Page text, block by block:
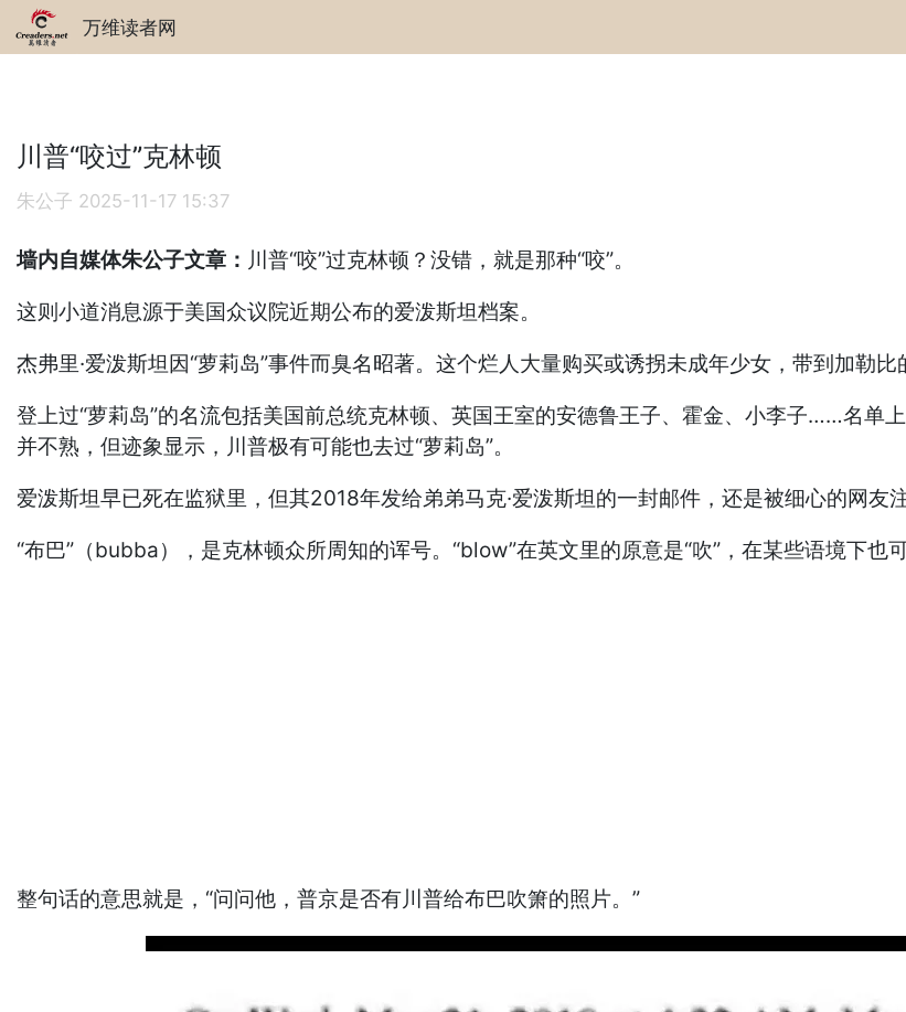
万维读者网
川普“咬过”克林顿
朱公子 2025-11-17 15:37
墙内自媒体朱公子文章： 川普“咬”过克林顿？没错，就是那种“咬”。
这则小道消息源于美国众议院近期公布的爱泼斯坦档案。
杰弗里·爱泼斯坦因“萝莉岛”事件而臭名昭著。这个烂人大量购买或诱拐未成年少女，带到加勒
登上过“萝莉岛”的名流包括美国前总统克林顿、英国王室的安德鲁王子、霍金、小李子……名单
并不熟，但迹象显示，川普极有可能也去过“萝莉岛”。
爱泼斯坦早已死在监狱里，但其2018年发给弟弟马克·爱泼斯坦的一封邮件，还是被细心的网友注
“布巴”（bubba），是克林顿众所周知的诨号。“blow”在英文里的原意是“吹”，在某些语境下也
整句话的意思就是，“问问他，普京是否有川普给布巴吹箫的照片。”